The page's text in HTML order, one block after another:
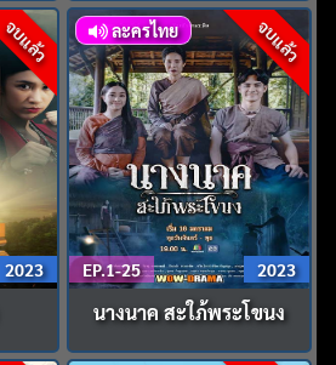
จบแล้ว
2023
จบแล้ว
ละครไทย
EP.1-25 2023
นางนาค สะใภ้พระโขนง